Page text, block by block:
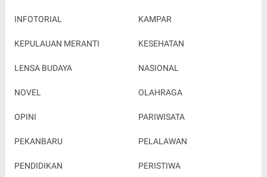
INFOTORIAL KAMPAR
KEPULAUAN MERANTI KESEHATAN
LENSA BUDAYA NASIONAL
NOVEL OLAHRAGA
OPINI PARIWISATA
PEKANBARU PELALAWAN
PENDIDIKAN PERISTIWA